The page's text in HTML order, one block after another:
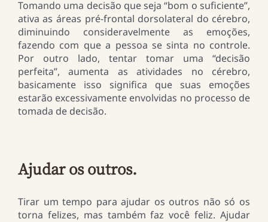
Tomando uma decisão que seja “bom o suficiente”,
ativa as áreas pré-frontal dorsolateral do cérebro,
diminuindo consideravelmente as emoções,
fazendo com que a pessoa se sinta no controle.
Por outro lado, tentar tomar uma “decisão
perfeita”, aumenta as atividades no cérebro,
basicamente isso significa que suas emoções
estarão excessivamente envolvidas no processo de
tomada de decisão.
Ajudar os outros.
Tirar um tempo para ajudar os outros não só os
torna felizes, mas também faz você feliz. Ajudar